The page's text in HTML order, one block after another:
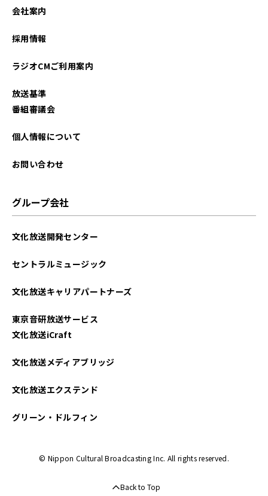
会社案内
採用情報
ラジオCMご利用案内
放送基準
番組審議会
個人情報について
お問い合わせ
グループ会社
文化放送開発センター
セントラルミュージック
文化放送キャリアパートナーズ
東京音研放送サービス
文化放送iCraft
文化放送メディアブリッジ
文化放送エクステンド
グリーン・ドルフィン
© Nippon Cultural Broadcasting Inc. All rights reserved.
Back to Top